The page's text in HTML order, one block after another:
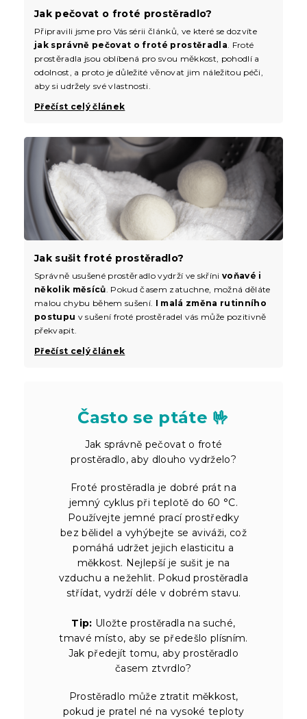
Jak pečovat o froté prostěradlo?
Připravili jsme pro Vás sérii článků, ve které se dozvíte
jak správně pečovat o froté prostěradla . Froté
prostěradla jsou oblíbená pro svou měkkost, pohodlí a
odolnost, a proto je důležité věnovat jim náležitou péči,
aby si udržely své vlastnosti.
Přečíst celý článek
Jak sušit froté prostěradlo?
Správně usušené prostěradlo vydrží ve skříni voňavé i
několik měsíců. Pokud časem zatuchne, možná děláte
malou chybu během sušení. I malá změna rutinního
postupu v sušení froté prostěradel vás může pozitivně
překvapit.
Přečíst celý článek
Často se ptáte 🤟
Jak správně pečovat o froté
prostěradlo, aby dlouho vydrželo?
Froté prostěradla je dobré prát na
jemný cyklus při teplotě do 60 °C.
Používejte jemné prací prostředky
bez bělidel a vyhýbejte se aviváži, což
pomáhá udržet jejich elasticitu a
měkkost. Nejlepší je sušit je na
vzduchu a nežehlit. Pokud prostěradla
střídat, vydrží déle v dobrém stavu.
Tip: Uložte prostěradla na suché,
tmavé místo, aby se předešlo plísním.
Jak předejít tomu, aby prostěradlo
časem ztvrdlo?
Prostěradlo může ztratit měkkost,
pokud je pratel né na vysoké teploty